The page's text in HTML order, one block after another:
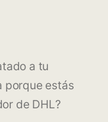
a tu
porque estás
de DHL?